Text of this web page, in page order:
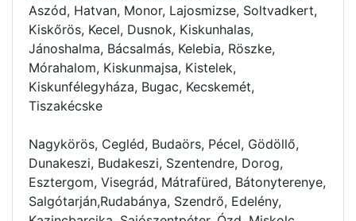
Aszód, Hatvan, Monor, Lajosmizse, Soltvadkert,
Kiskőrös, Kecel, Dusnok, Kiskunhalas,
Jánoshalma, Bácsalmás, Kelebia, Röszke,
Mórahalom, Kiskunmajsa, Kistelek,
Kiskunfélegyháza, Bugac, Kecskemét,
Tiszakécske
Nagykörös, Cegléd, Budaörs, Pécel, Gödöllő,
Dunakeszi, Budakeszi, Szentendre, Dorog,
Esztergom, Visegrád, Mátrafüred, Bátonyterenye,
Salgótarján,Rudabánya, Szendrő, Edelény,